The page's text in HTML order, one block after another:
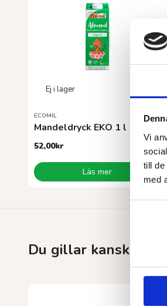
Vi
till
med
ECOMIL
Mandeldryck EKO 1 l
52,00kr
Läs mer
Du gillar kanske